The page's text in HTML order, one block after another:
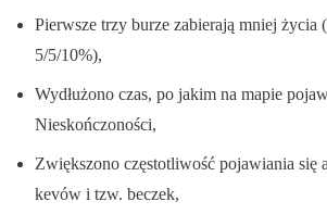
Pierwsze trzy burze zabierają mniej życia
5/5/10%),
Wydłużono czas, po jakim na mapie
Nieskończoności,
Zwiększono częstotliwość pojawiania się
kevów i tzw. beczek,